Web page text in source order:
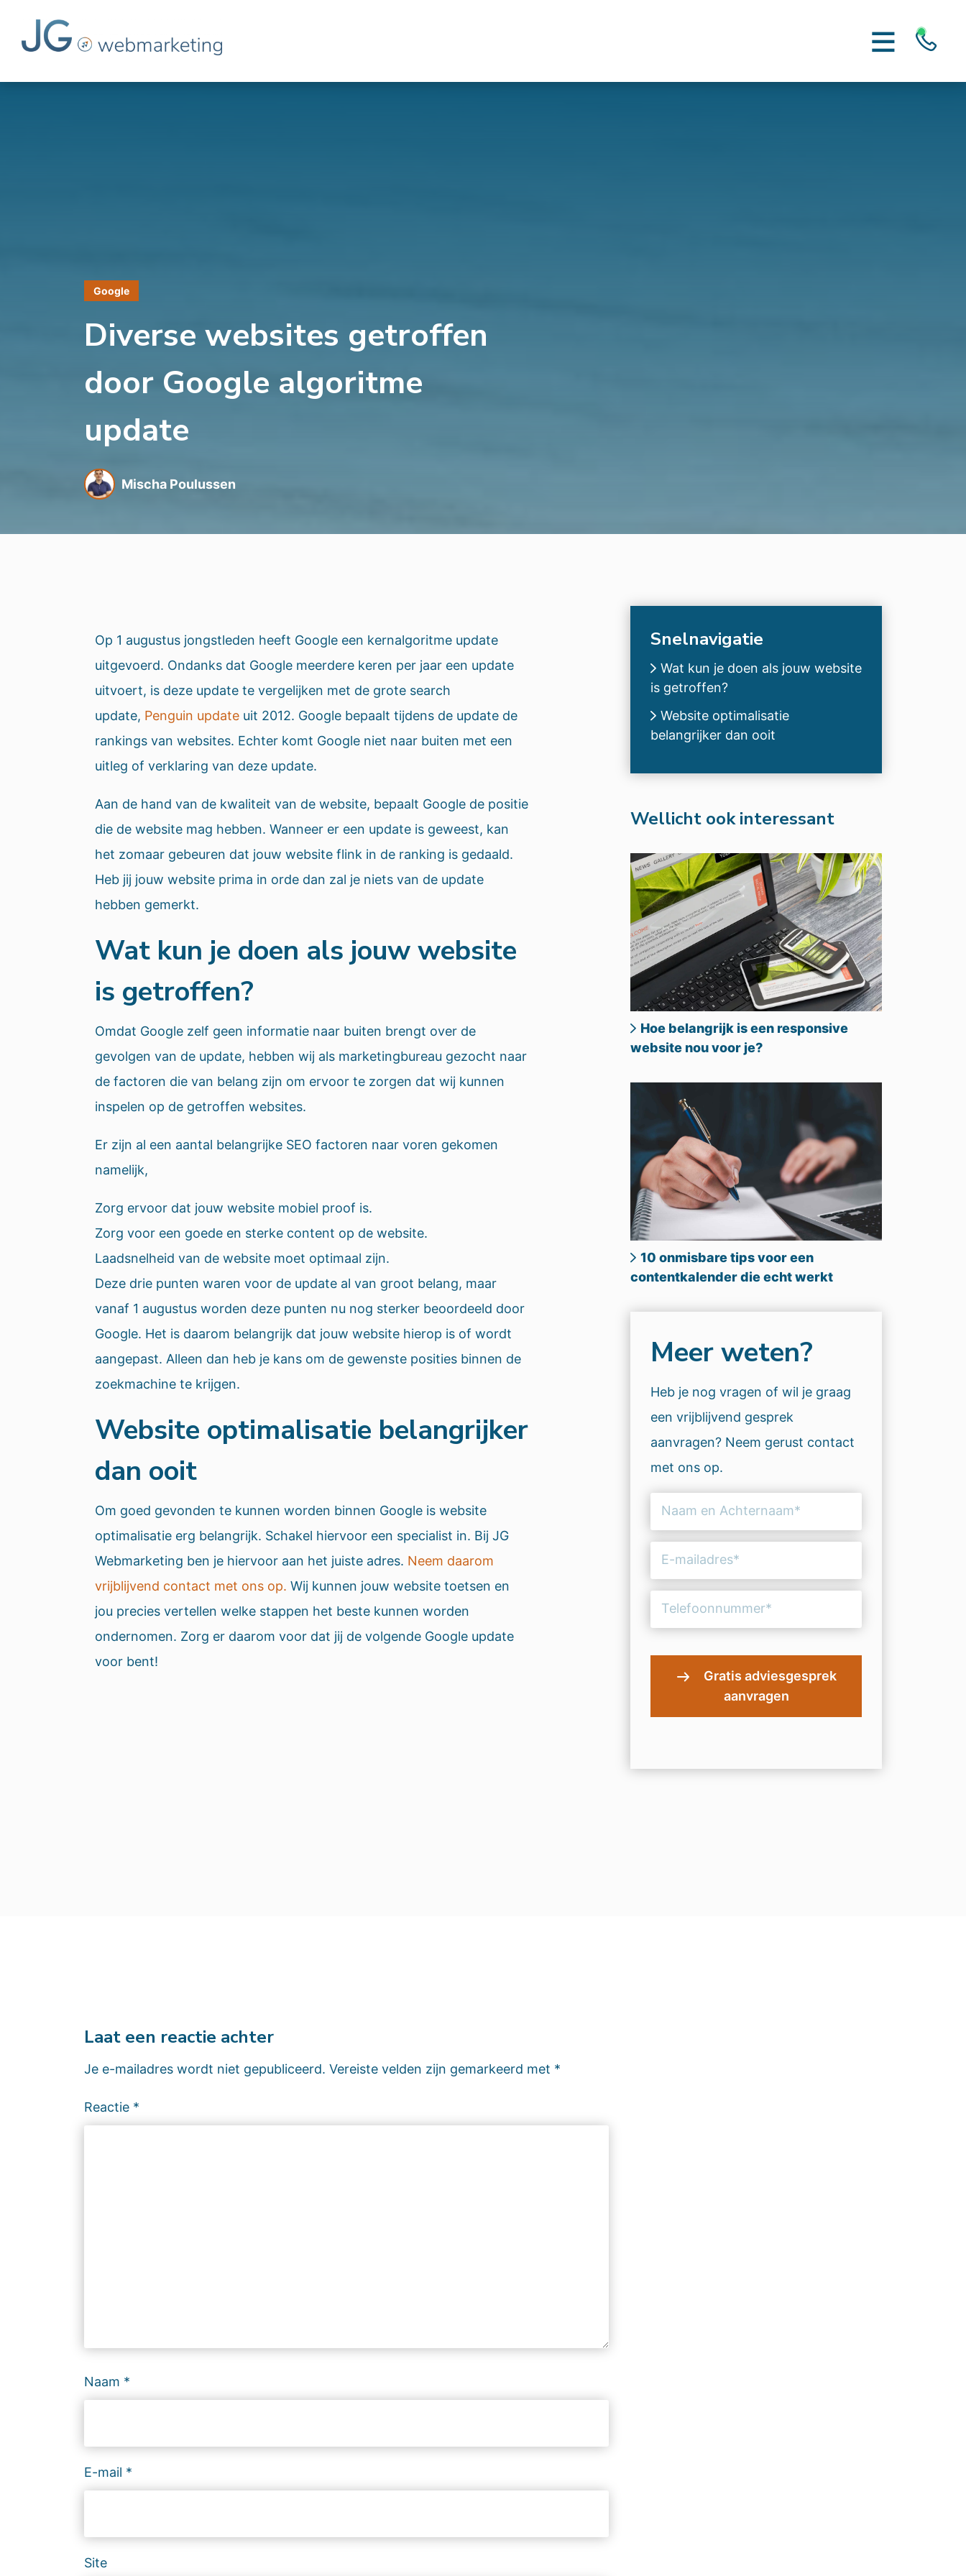
Google
Diverse websites getroffen
door Google algoritme
update
Mischa Poulussen
Op 1 augustus jongstleden heeft Google een kernalgoritme update
uitgevoerd. Ondanks dat Google meerdere keren per jaar een update
uitvoert, is deze update te vergelijken met de grote search
update, Penguin update uit 2012. Google bepaalt tijdens de update de
rankings van websites. Echter komt Google niet naar buiten met een
uitleg of verklaring van deze update.
Aan de hand van de kwaliteit van de website, bepaalt Google de positie
die de website mag hebben. Wanneer er een update is geweest, kan
het zomaar gebeuren dat jouw website flink in de ranking is gedaald.
Heb jij jouw website prima in orde dan zal je niets van de update
hebben gemerkt.
Wat kun je doen als jouw website
is getroffen?
Omdat Google zelf geen informatie naar buiten brengt over de
gevolgen van de update, hebben wij als marketingbureau gezocht naar
de factoren die van belang zijn om ervoor te zorgen dat wij kunnen
inspelen op de getroffen websites.
Er zijn al een aantal belangrijke SEO factoren naar voren gekomen
namelijk,
Zorg ervoor dat jouw website mobiel proof is.
Zorg voor een goede en sterke content op de website.
Laadsnelheid van de website moet optimaal zijn.
Deze drie punten waren voor de update al van groot belang, maar
vanaf 1 augustus worden deze punten nu nog sterker beoordeeld door
Google. Het is daarom belangrijk dat jouw website hierop is of wordt
aangepast. Alleen dan heb je kans om de gewenste posities binnen de
zoekmachine te krijgen.
Website optimalisatie belangrijker
dan ooit
Om goed gevonden te kunnen worden binnen Google is website
optimalisatie erg belangrijk. Schakel hiervoor een specialist in. Bij JG
Webmarketing ben je hiervoor aan het juiste adres. Neem daarom
vrijblijvend contact met ons op. Wij kunnen jouw website toetsen en
jou precies vertellen welke stappen het beste kunnen worden
ondernomen. Zorg er daarom voor dat jij de volgende Google update
voor bent!
Snelnavigatie
Wat kun je doen als jouw website
is getroffen?
Website optimalisatie
belangrijker dan ooit
Wellicht ook interessant
Hoe belangrijk is een responsive
website nou voor je?
10 onmisbare tips voor een
contentkalender die echt werkt
Meer weten?
Heb je nog vragen of wil je graag
een vrijblijvend gesprek
aanvragen? Neem gerust contact
met ons op.
en
(Vereist)
mailadres
(Vereist)
Laat een reactie achter
Je e-mailadres wordt niet gepubliceerd. Vereiste velden zijn gemarkeerd met *
Reactie *
Naam *
E-mail *
Site